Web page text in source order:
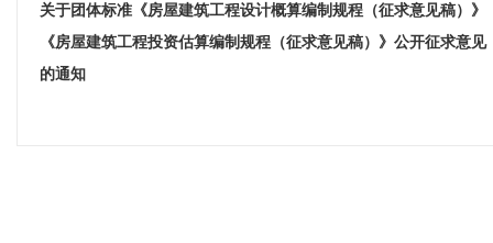
关于团体标准《房屋建筑工程设计概算编制规程（征求意见稿）》
《房屋建筑工程投资估算编制规程（征求意见稿）》公开征求意见
的通知